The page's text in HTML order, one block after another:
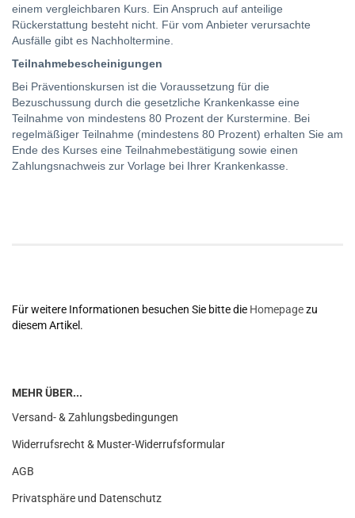
einem vergleichbaren Kurs. Ein Anspruch auf anteilige
Rückerstattung besteht nicht. Für vom Anbieter verursachte
Ausfälle gibt es Nachholtermine.
Teilnahmebescheinigungen
Bei Präventionskursen ist die Voraussetzung für die
Bezuschussung durch die gesetzliche Krankenkasse eine
Teilnahme von mindestens 80 Prozent der Kurstermine. Bei
regelmäßiger Teilnahme (mindestens 80 Prozent) erhalten Sie am
Ende des Kurses eine Teilnahmebestätigung sowie einen
Zahlungsnachweis zur Vorlage bei Ihrer Krankenkasse.
Für weitere Informationen besuchen Sie bitte die Homepagezu
diesem Artikel.
MEHR ÜBER...
Versand- & Zahlungsbedingungen
Widerrufsrecht & Muster-Widerrufsformular
AGB
Privatsphäre und Datenschutz